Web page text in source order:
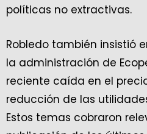
políticas no extractivas.
Robledo también insistió
la administración de
reciente caída en el
reducción de las
Estos temas cobraron